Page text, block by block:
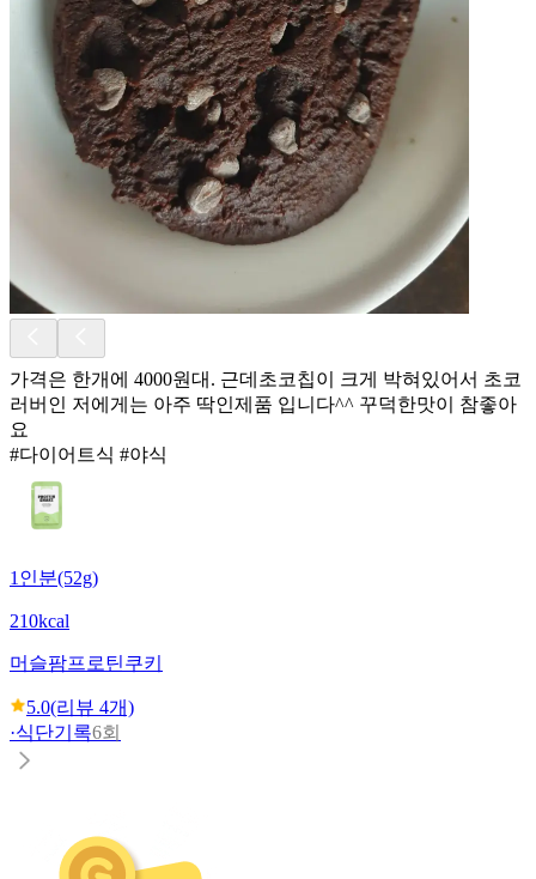
가격은 한개에 4000원대. 근데초코칩이 크게 박혀있어서 초코
러버인 저에게는 아주 딱인제품 입니다^^ 꾸덕한맛이 참좋아
요
#다이어트식 #야식
1인분(52g)
210kcal
머슬팜프로틴쿠키
5.0(리뷰 4개)
·식단기록6회